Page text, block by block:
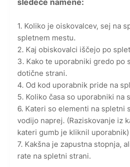
sledeče namene:
1. Koliko je oiskovalcev, sej na
spletnem mestu.
2. Kaj obiskovalci iščejo po
3. Kako te uporabniki gredo po
dotične strani.
4. Od kod uporabnik pride na
5. Koliko časa so uporabniki na
6. Kateri so elementi na spletni
vodijo naprej. (Raziskovanje iz
kateri gumb je kliknil uporabnik)
7. Kakšna je zapustna stopnja,
rate na spletni strani.